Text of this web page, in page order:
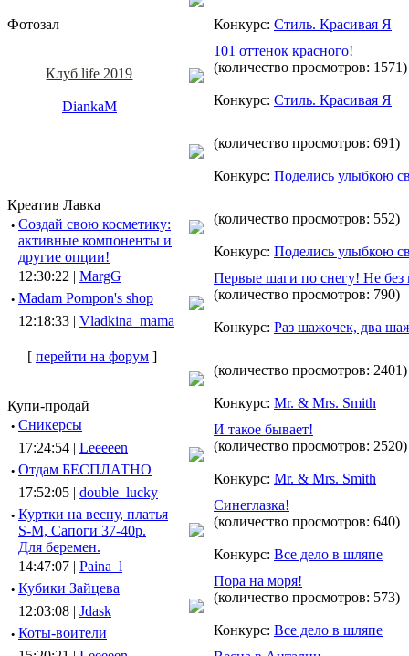
Фотозал
Клуб life 2019
DiankaM
Креатив Лавка
· Создай свою косметику:
активные компоненты и
другие опции!
12:30:22 | MargG
· Madam Pompon's shop
12:18:33 | Vladkina_mama
[ перейти на форум ]
Купи-продай
· Сникерсы
17:24:54 | Leeeeen
· Отдам БЕСПЛАТНО
17:52:05 | double_lucky
· Куртки на весну, платья
S-M, Сапоги 37-40р.
Для беремен.
14:47:07 | Paina_l
· Кубики Зайцева
12:03:08 | Jdask
· Коты-воители
Конкурс: Стиль. Красивая Я
101 оттенок красного!
(количество просмотров: 1571)
Конкурс: Стиль. Красивая Я
(количество просмотров: 691)
Конкурс: Поделись улыбкою
(количество просмотров: 552)
Конкурс: Поделись улыбкою
Первые шаги по снегу! Не без
(количество просмотров: 790)
Конкурс: Раз шажочек, два
(количество просмотров: 2401)
Конкурс: Mr. & Mrs. Smith
И такое бывает!
(количество просмотров: 2520)
Конкурс: Mr. & Mrs. Smith
Синеглазка!
(количество просмотров: 640)
Конкурс: Все дело в шляпе
Пора на моря!
(количество просмотров: 573)
Конкурс: Все дело в шляпе